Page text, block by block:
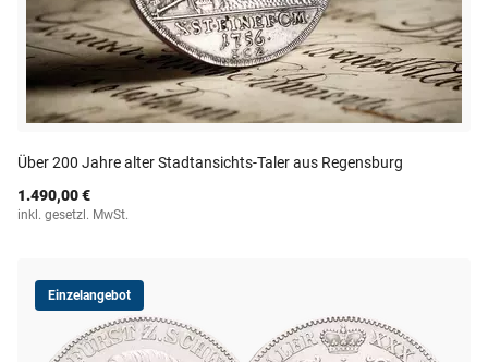
Über 200 Jahre alter Stadtansichts-Taler aus Regensburg
1.490,00 €
inkl. gesetzl. MwSt.
Einzelangebot